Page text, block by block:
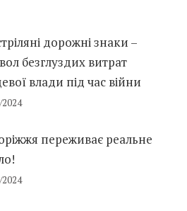
дорожні знаки –
безглуздих витрат
влади під час війни
переживає реальне